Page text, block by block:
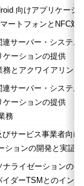
向けアプリケーシ
ートフォンとNFC対
連サーバー・システ
ケーションの提供
務とアクワイアリング
連サーバー・システ
ーションの提供
務
サービス事業者向
ションの開発と実証
ナライゼーションのデ
ダーTSMとのイン